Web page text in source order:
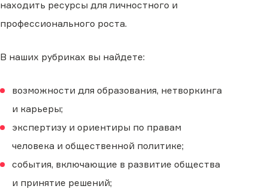
находить ресурсы для личностного и
профессионального роста.
В наших рубриках вы найдете:
возможности для образования, нетворкинга
и карьеры;
экспертизу и ориентиры по правам
человека и общественной политике;
события, включающие в развитие общества
и принятие решений;